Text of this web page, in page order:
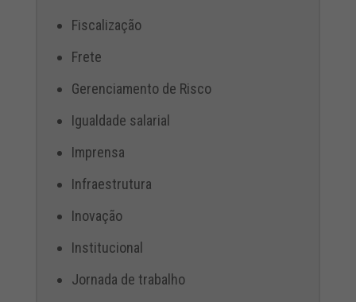
Fiscalização
Frete
Gerenciamento de Risco
Igualdade salarial
Imprensa
Infraestrutura
Inovação
Institucional
Jornada de trabalho